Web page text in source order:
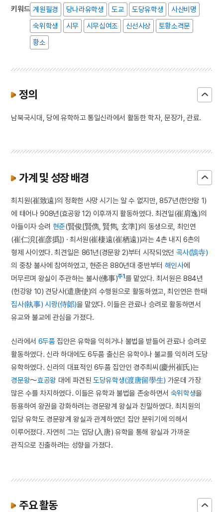
키워드 계원필경 당나라유학생 도교 도당유학생
사산비명
숙위학생
시무 시무십여조 신선사상
토황소격문
황소
정의
남북국시대, 당에 유학하고 통일신라에서 활동한 학자, 문장가, 관료.
가계 및 성장 배경
최치원(崔致遠)의 정확한 사망 시기는 알 수 없지만, 857년(헌안왕 1)
에 태어나 908년(효공왕 12) 이후까지 활동하였다. 최견일(崔肩逸)의
아들이자 승려 현준(賢俊[賢儁, 賢雋, 玄準])의 동생으로, 최인연
(崔仁渷[崔彦撝]) · 최서원(崔棲遠(崔栖遠))과는 4촌 내지 6촌의
형제 사이였다. 최견일은 861년(경문왕 2)부터 시작되었던 곡사(鵠寺)
의 중창 불사에 참여하였고, 현준은 880년대 중반부터 해인사에
머무르며 왕실이 주관하는 불사(佛事)주1를 맡았다. 최서원은 884년
(헌강왕 10) 견당사(遣唐使)의 수행원으로 활동하였고, 최인연은 한때
집사(執事) 시랑(侍郞)을 맡았다. 이들은 관료나 승려로 활동하면서
유교와 불교에 관심을 가졌다.
신라에서 6두품 집안은 유학을 익히거나 불법을 받들어 관료나 승려로
활동하였다. 신라 하대에도 6두품 출신은 유학이나 불교를 익히려 도당
유학하였다. 신라의 대표적인 6두품 집안인 경주최씨(慶州崔氏)는
경문왕～효공왕 대에 파견된 도당유학생(渡唐留學生) 가운데 가장
많은 수를 차지하였다. 이들은 유학과 불법을 존숭하면서 숙위학생을
등용하여 왕권을 강화하려는 경문왕계 왕실과 친밀하였다. 최치원의
입당 유학도 경문왕계 왕실과 관계하였던 집안 분위기에 의해서
이루어졌다. 자연히 그는 입당(入唐) 유학을 통해 왕실과 가까운
관직으로 진출하려는 성향을 가졌다.
주요 활동